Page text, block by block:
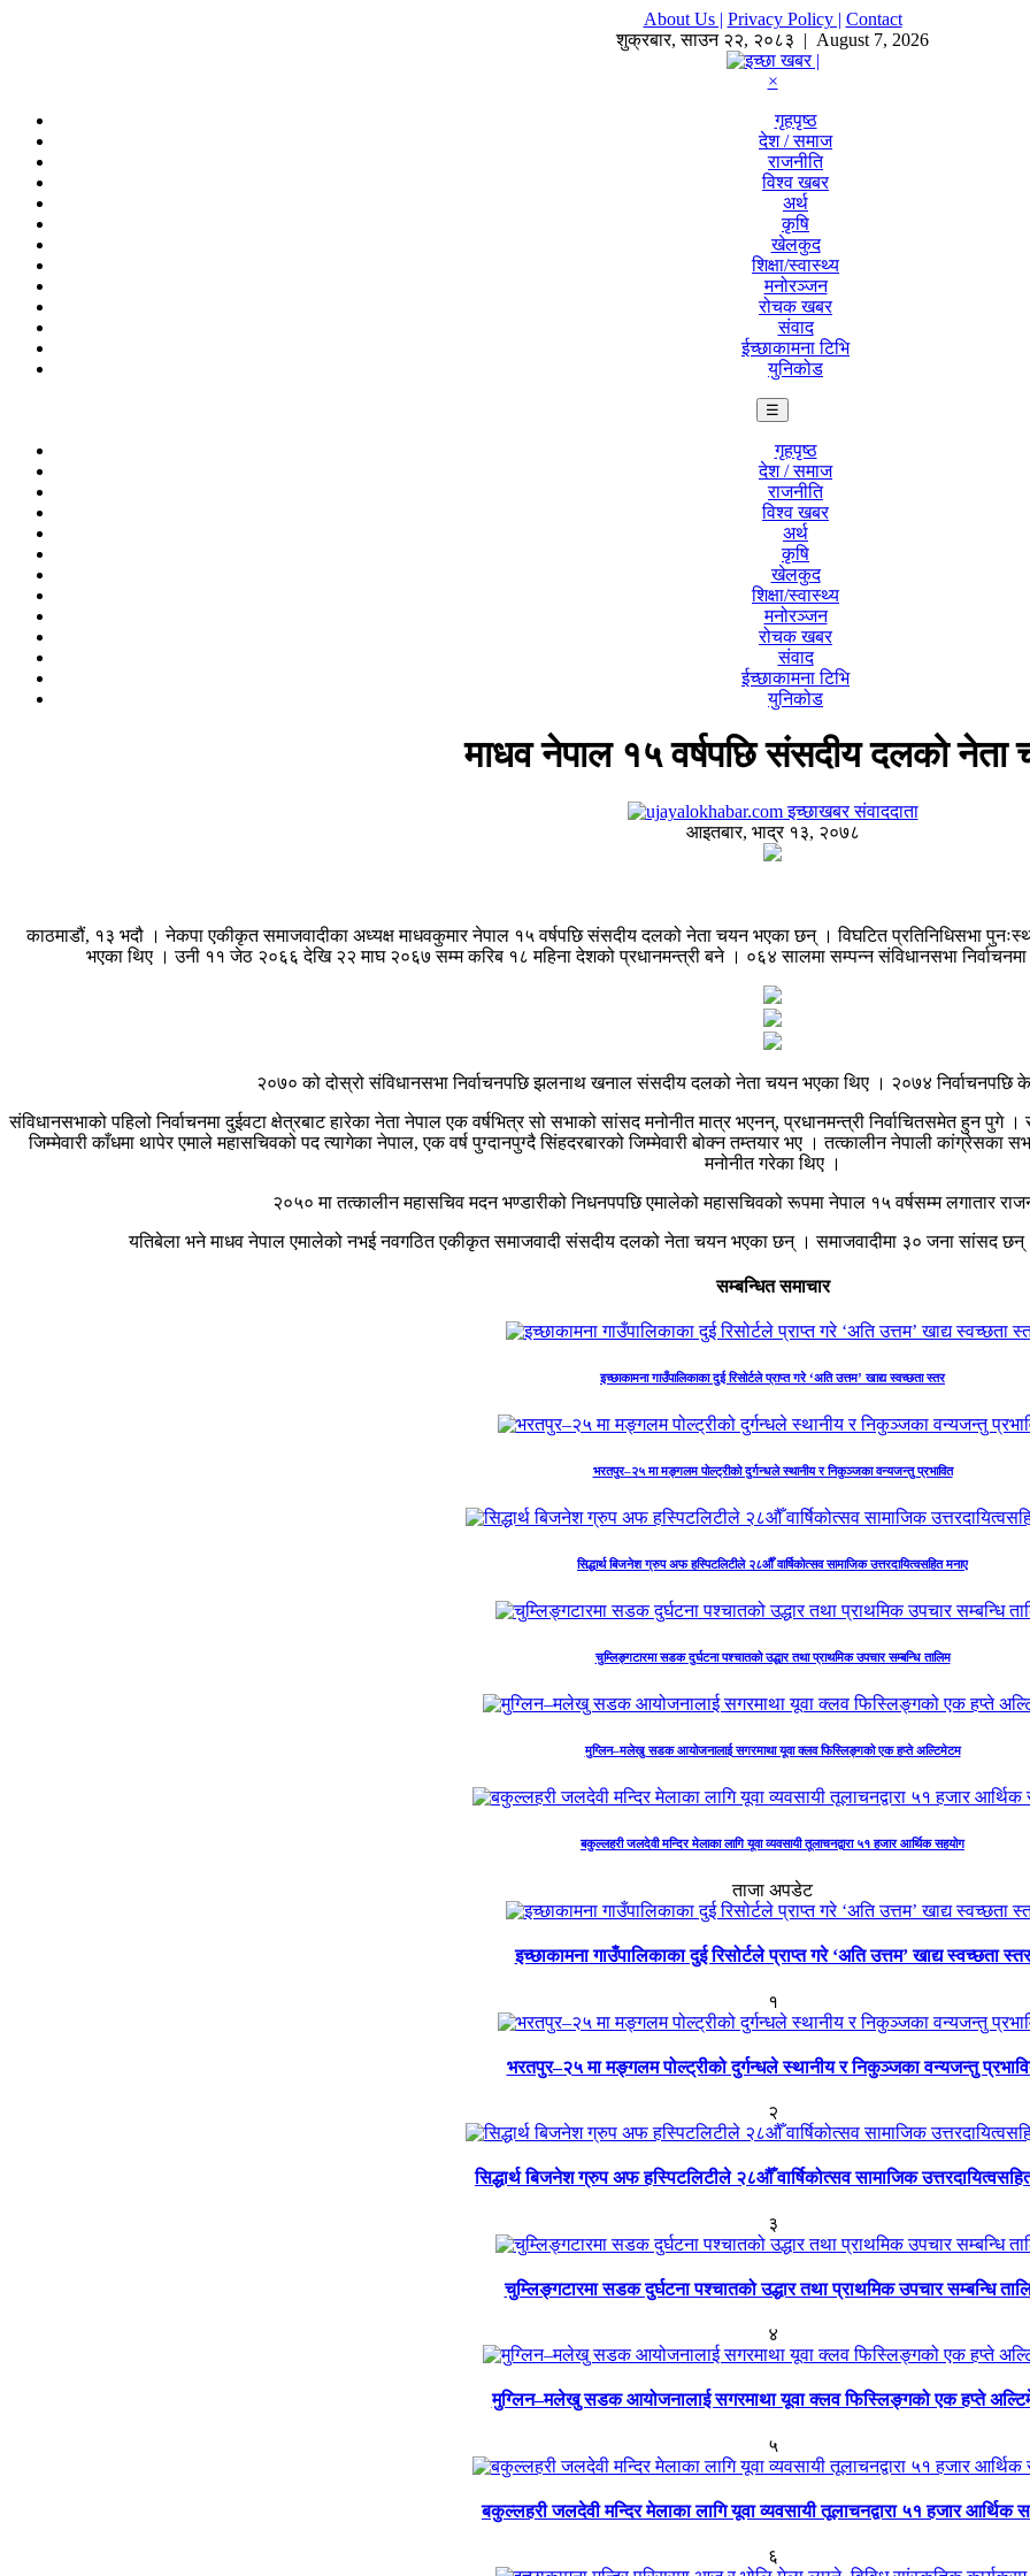
About Us | Privacy Policy | Contact
शुक्रबार,साउन २२, २०८३ | August 7, 2026
×
गृहपृष्ठ
देश / समाज
राजनीति
विश्व खबर
अर्थ
कृषि
खेलकुद
शिक्षा/स्वास्थ्य
मनोरञ्जन
रोचक खबर
संवाद
ईच्छाकामना टिभि
युनिकोड
☰
गृहपृष्ठ
देश / समाज
राजनीति
विश्व खबर
अर्थ
कृषि
खेलकुद
शिक्षा/स्वास्थ्य
मनोरञ्जन
रोचक खबर
संवाद
ईच्छाकामना टिभि
युनिकोड
माधव नेपाल १५ वर्षपछि संसदीय दलको नेता
इच्छाखबर संवाददाता
आइतबार, भाद्र १३, २०७८
काठमाडौं, १३ भदौ । नेकपा एकीकृत समाजवादीका अध्यक्ष माधवकुमार नेपाल १५ वर्षपछि संसदीय दलको नेता चयन भएका छन् । विघटित प्रतिनिधिसभा
भएका थिए । उनी ११ जेठ २०६६ देखि २२ माघ २०६७ सम्म करिब १८ महिना देशको प्रधानमन्त्री बने । ०६४ सालमा सम्पन्न संविधानसभा निर्वाचनमा
२०७० को दोस्रो संविधानसभा निर्वाचनपछि झलनाथ खनाल संसदीय दलको नेता चयन भएका थिए । २०७४
संविधानसभाको पहिलो निर्वाचनमा दुईवटा क्षेत्रबाट हारेका नेता नेपाल एक वर्षभित्र सो सभाको सांसद मनोनीत मात्र भएनन्, प्रधानमन्त्री निर्वाचितसमेत हुन
जिम्मेवारी काँधमा थापेर एमाले महासचिवको पद त्यागेका नेपाल, एक वर्ष पुग्दानपुग्दै सिंहदरबारको जिम्मेवारी बोक्न तम्तयार भए । तत्कालीन नेपाली
मनोनीत गरेका थिए ।
२०५० मा तत्कालीन महासचिव मदन भण्डारीको निधनपपछि एमालेको महासचिवको रूपमा नेपाल १५ वर्षसम्म लगातार
यतिबेला भने माधव नेपाल एमालेको नभई नवगठित एकीकृत समाजवादी संसदीय दलको नेता चयन भएका छन् । समाजवादीमा ३० जना सांसद छन्
सम्बन्धित समाचार
इच्छाकामना गाउँपालिकाका दुई रिसोर्टले प्राप्त गरे ‘अति उत्तम’ खाद्य स्वच्छता स्तर
भरतपुर–२५ मा मङ्गलम पोल्ट्रीको दुर्गन्धले स्थानीय र निकुञ्जका वन्यजन्तु प्रभावित
सिद्धार्थ बिजनेश ग्रुप अफ हस्पिटलिटीले २८औँ वार्षिकोत्सव सामाजिक उत्तरदायित्वसहित मनाए
चुम्लिङ्गटारमा सडक दुर्घटना पश्चातको उद्धार तथा प्राथमिक उपचार सम्बन्धि तालिम
मुग्लिन–मलेखु सडक आयोजनालाई सगरमाथा यूवा क्लव फिस्लिङ्गको एक हप्ते अल्टिमेटम
बकुल्लहरी जलदेवी मन्दिर मेलाका लागि यूवा व्यवसायी तूलाचनद्वारा ५१ हजार आर्थिक सहयोग
ताजा अपडेट
इच्छाकामना गाउँपालिकाका दुई रिसोर्टले प्राप्त गरे ‘अति उत्तम’ खाद्य स्वच्छता स्तर
१
भरतपुर–२५ मा मङ्गलम पोल्ट्रीको दुर्गन्धले स्थानीय र निकुञ्जका वन्यजन्तु
२
सिद्धार्थ बिजनेश ग्रुप अफ हस्पिटलिटीले २८औँ वार्षिकोत्सव सामाजिक
३
चुम्लिङ्गटारमा सडक दुर्घटना पश्चातको उद्धार तथा प्राथमिक उपचार सम्बन्धि
४
मुग्लिन–मलेखु सडक आयोजनालाई सगरमाथा यूवा क्लव फिस्लिङ्गको एक हप्ते
५
बकुल्लहरी जलदेवी मन्दिर मेलाका लागि यूवा व्यवसायी तूलाचनद्वारा ५१ हजार आर्थिक
६